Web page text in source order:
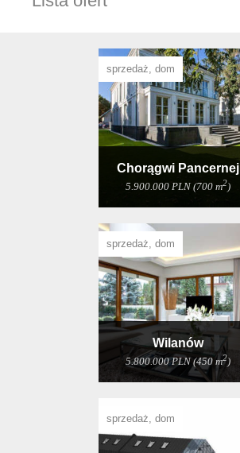
sprzedaż, dom
Chorągwi Pancernej
5.900.000 PLN (700 m2)
sprzedaż, dom
Wilanów
5.800.000 PLN (450 m2)
sprzedaż, dom